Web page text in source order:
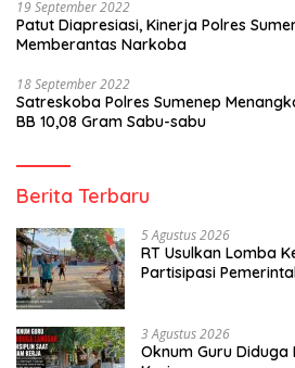
19 September 2022
Patut Diapresiasi, Kinerja Polres
Memberantas Narkoba
18 September 2022
Satreskoba Polres Sumenep
BB 10,08 Gram Sabu-sabu
Berita Terbaru
5 Agustus 2026
RT Usulkan Lomba
Partisipasi
3 Agustus 2026
Oknum Guru